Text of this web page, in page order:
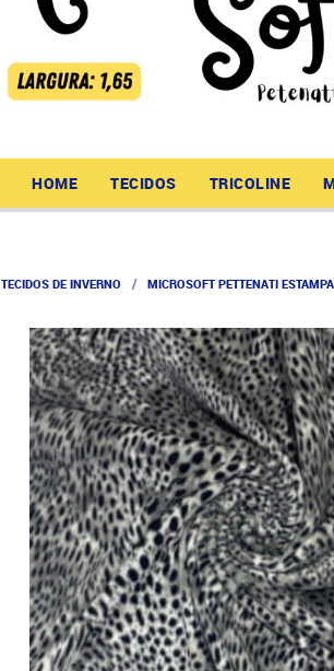
HOME TECIDOS TRICOLINE
TECIDOS DE INVERNO MICROSOFT PETTENATI